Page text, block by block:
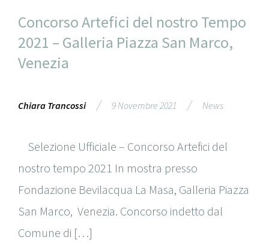
Concorso Artefici del nostro Tempo
2021 – Galleria Piazza San Marco,
Venezia
Chiara Trancossi / 9 Novembre 2021 / News
Selezione Ufficiale – Concorso Artefici del
nostro tempo 2021 In mostra presso
Fondazione Bevilacqua La Masa, Galleria Piazza
San Marco, Venezia. Concorso indetto dal
Comune di […]